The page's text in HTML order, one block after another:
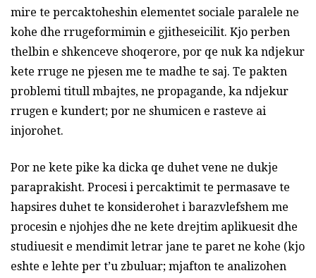
mire te percaktoheshin elementet sociale paralele ne
kohe dhe rrugeformimin e gjitheseicilit. Kjo perben
thelbin e shkenceve shoqerore, por qe nuk ka ndjekur
kete rruge ne pjesen me te madhe te saj. Te pakten
problemi titull mbajtes, ne propagande, ka ndjekur
rrugen e kundert; por ne shumicen e rasteve ai
injorohet.
Por ne kete pike ka dicka qe duhet vene ne dukje
paraprakisht. Procesi i percaktimit te permasave te
hapsires duhet te konsiderohet i barazvlefshem me
procesin e njohjes dhe ne kete drejtim aplikuesit dhe
studiuesit e mendimit letrar jane te paret ne kohe (kjo
eshte e lehte per t’u zbuluar; mjafton te analizohen